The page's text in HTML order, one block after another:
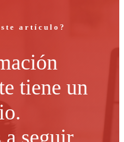
artículo?
tiene un
a seguir